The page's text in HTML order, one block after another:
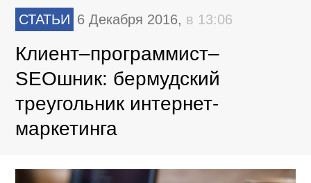
СТАТЬИ 6 Декабря 2016, в 13:06
Клиент–программист–
SEOшник: бермудский
треугольник интернет-
маркетинга